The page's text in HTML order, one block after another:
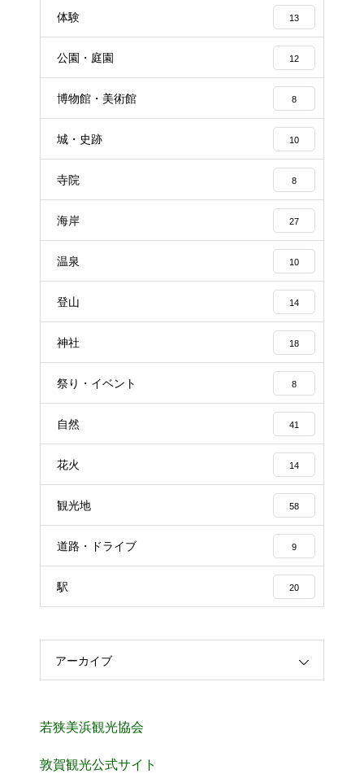
体験 13
公園・庭園 12
博物館・美術館 8
城・史跡 10
寺院 8
海岸 27
温泉 10
登山 14
神社 18
祭り・イベント 8
自然 41
花火 14
観光地 58
道路・ドライブ 9
駅 20
アーカイブ
若狭美浜観光協会
敦賀観光公式サイト